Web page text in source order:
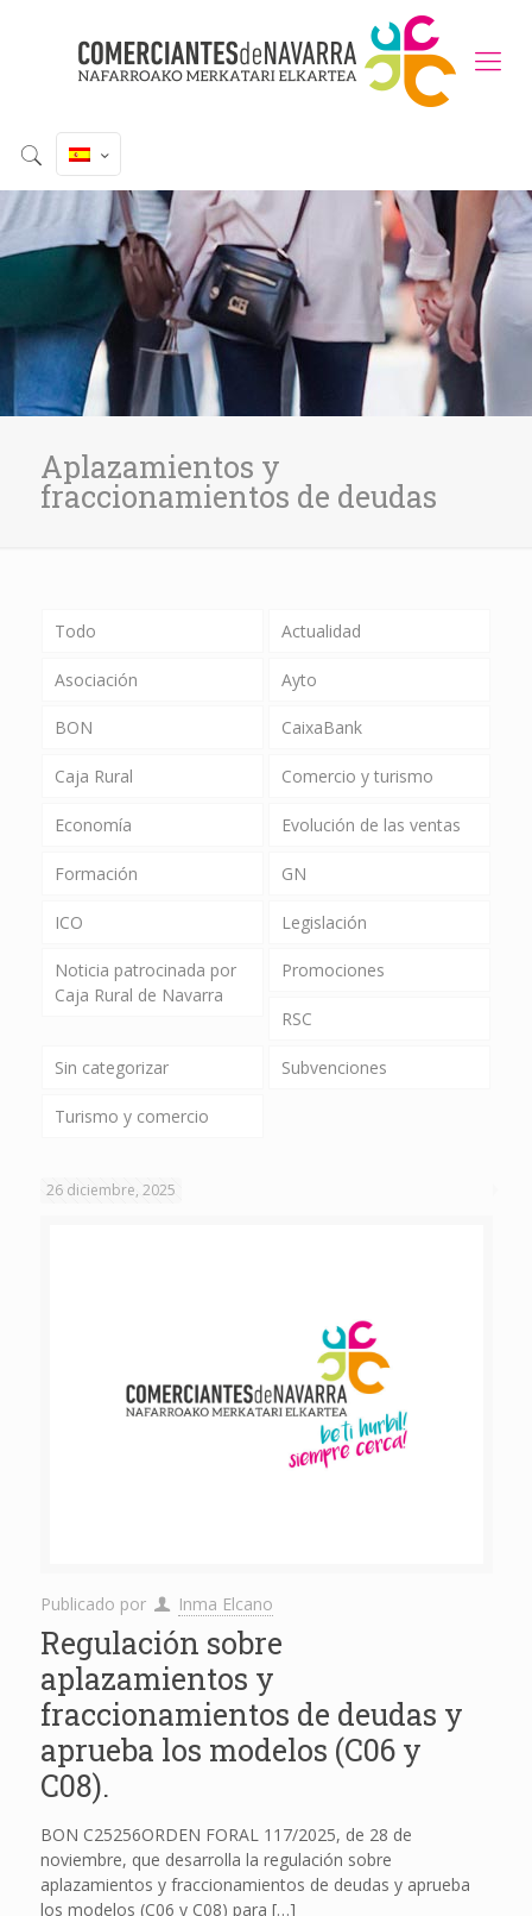
Aplazamientos y
fraccionamientos de deudas
Todo Actualidad
Asociación Ayto
BON CaixaBank
Caja Rural Comercio y turismo
Economía Evolución de las ventas
Formación GN
ICO Legislación
Noticia patrocinada por
Caja Rural de Navarra
Promociones
RSC
Sin categorizar Subvenciones
Turismo y comercio
26 diciembre, 2025
Publicado por Inma Elcano
Regulación sobre
aplazamientos y
fraccionamientos de deudas y
aprueba los modelos (C06 y
C08).
BON C25256ORDEN FORAL 117/2025, de 28 de
noviembre, que desarrolla la regulación sobre
aplazamientos y fraccionamientos de deudas y aprueba
los modelos (C06 y C08) para […]